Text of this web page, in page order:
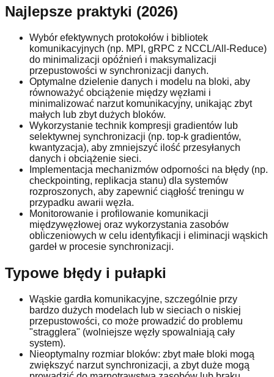
Najlepsze praktyki (2026)
Wybór efektywnych protokołów i bibliotek
komunikacyjnych (np. MPI, gRPC z NCCL/All-Reduce)
do minimalizacji opóźnień i maksymalizacji
przepustowości w synchronizacji danych.
Optymalne dzielenie danych i modelu na bloki, aby
równoważyć obciążenie między węzłami i
minimalizować narzut komunikacyjny, unikając zbyt
małych lub zbyt dużych bloków.
Wykorzystanie technik kompresji gradientów lub
selektywnej synchronizacji (np. top-k gradientów,
kwantyzacja), aby zmniejszyć ilość przesyłanych
danych i obciążenie sieci.
Implementacja mechanizmów odporności na błędy (np.
checkpointing, replikacja stanu) dla systemów
rozproszonych, aby zapewnić ciągłość treningu w
przypadku awarii węzła.
Monitorowanie i profilowanie komunikacji
międzywęzłowej oraz wykorzystania zasobów
obliczeniowych w celu identyfikacji i eliminacji wąskich
gardeł w procesie synchronizacji.
Typowe błędy i pułapki
Wąskie gardła komunikacyjne, szczególnie przy
bardzo dużych modelach lub w sieciach o niskiej
przepustowości, co może prowadzić do problemu
"stragglera" (wolniejsze węzły spowalniają cały
system).
Nieoptymalny rozmiar bloków: zbyt małe bloki mogą
zwiększyć narzut synchronizacji, a zbyt duże mogą